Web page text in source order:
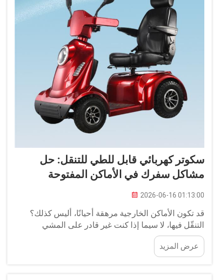
سكوتر كهربائي قابل للطي للتنقل: حل
مشاكل سفرك في الأماكن المفتوحة
2026-06-16 01:13:00
قد تكون الأماكن الخارجية مرهقة أحيانًا، أليس كذلك؟
التنقّل فيها، لا سيما إذا كنت غير قادر على المشي
لمسافات طويلة، قد يجعلك تشعر بأنك عالق. ربما ترغب
في زيارة صديق، أو الذهاب إلى الحديقة، أو الاستمتاع
بيوم مشمس، لكن فكرة العودة سيرًا على الأقدام تبدو
عرض المزيد